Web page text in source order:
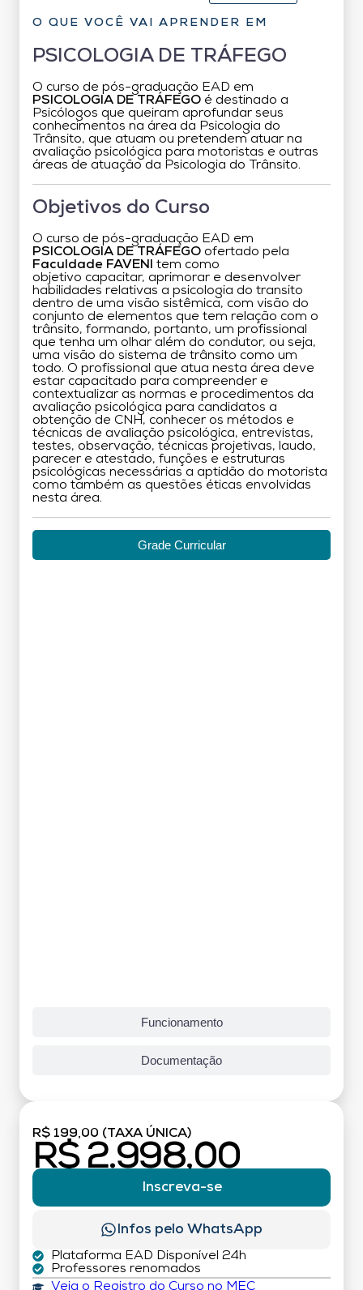
O QUE VOCÊ VAI APRENDER EM
PSICOLOGIA DE TRÁFEGO
O curso de pós-graduação EAD em
PSICOLOGIA DE TRÁFEGO é destinado a
Psicólogos que queiram aprofundar seus
conhecimentos na área da Psicologia do
Trânsito, que atuam ou pretendem atuar na
avaliação psicológica para motoristas e outras
áreas de atuação da Psicologia do Trânsito.
Objetivos do Curso
O curso de pós-graduação EAD em
PSICOLOGIA DE TRÁFEGO ofertado pela
Faculdade FAVENI
tem como
objetivo capacitar, aprimorar e desenvolver
habilidades relativas a psicologia do transito
dentro de uma visão sistêmica, com visão do
conjunto de elementos que tem relação com o
trânsito, formando, portanto, um profissional
que tenha um olhar além do condutor, ou seja,
uma visão do sistema de trânsito como um
todo. O profissional que atua nesta área deve
estar capacitado para compreender e
contextualizar as normas e procedimentos da
avaliação psicológica para candidatos a
obtenção de CNH, conhecer os métodos e
técnicas de avaliação psicológica, entrevistas,
testes, observação, técnicas projetivas, laudo,
parecer e atestado, funções e estruturas
psicológicas necessárias a aptidão do motorista
como também as questões éticas envolvidas
nesta área.
Grade Curricular
Funcionamento
Documentação
R$ 199,00 (TAXA ÚNICA)
R$ 2.998,00
Inscreva-se
Infos pelo WhatsApp
Plataforma EAD Disponível 24h
Professores renomados
Veja o Registro do Curso no MEC